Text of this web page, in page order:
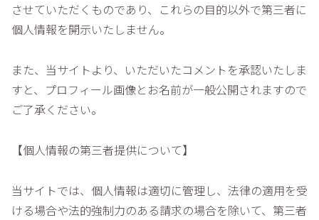
させていただくものであり、これらの目的以外で第三者に
個人情報を開示いたしません。
また、当サイトより、いただいたコメントを承認いたしま
すと、プロフィール画像とお名前が一般公開されますので
ご了承ください。
【個人情報の第三者提供について】
当サイトでは、個人情報は適切に管理し、法律の適用を受
ける場合や法的強制力のある請求の場合を除いて、第三者